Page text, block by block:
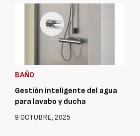
BAÑO
Gestión inteligente del agua
para lavabo y ducha
9 OCTUBRE, 2025